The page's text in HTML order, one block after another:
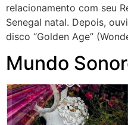
relacionamento com seu
Senegal natal. Depois,
disco “Golden Age”
Mundo